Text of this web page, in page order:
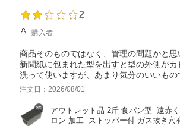
2
購入者
商品そのものではなく、管理の問題かと思
新聞紙に包まれた型を出すと型の外側がカ
洗って使いますが、あまり気分のいいもの
注文日：2026/08/01
アウトレット品 2斤 食パン型  遠赤
ロン 加工  ストッパー付 ガス抜き